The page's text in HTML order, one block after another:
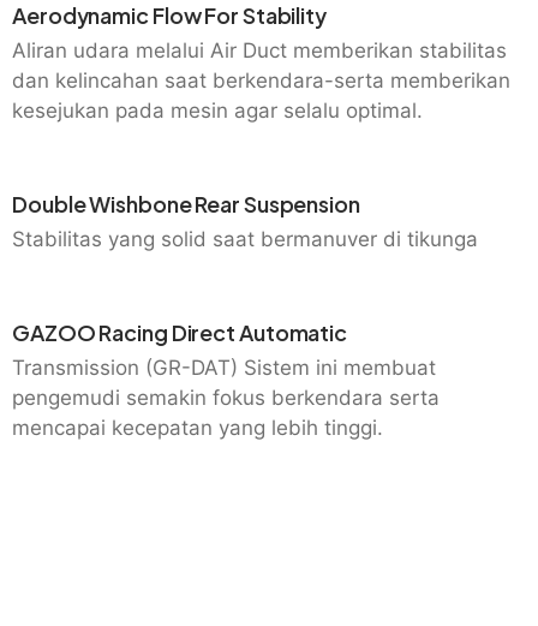
Aerodynamic Flow For Stability
Aliran udara melalui Air Duct memberikan stabilitas
dan kelincahan saat berkendara-serta memberikan
kesejukan pada mesin agar selalu optimal.
Double Wishbone Rear Suspension
Stabilitas yang solid saat bermanuver di tikunga
GAZOO Racing Direct Automatic
Transmission (GR-DAT) Sistem ini membuat
pengemudi semakin fokus berkendara serta
mencapai kecepatan yang lebih tinggi.